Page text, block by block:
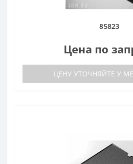
85823
Цена по
ЦЕНУ УТОЧНЯЙТЕ У